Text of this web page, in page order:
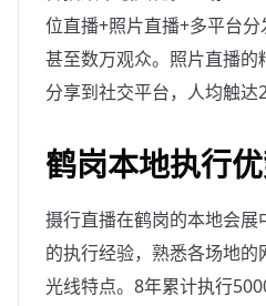
位直播+照片直播+多平台
甚至数万观众。照片直播的
分享到社交平台，人均触达
鹤岗本地执行
摄行直播在鹤岗的本地会展
的执行经验，熟悉各场地
光线特点。8年累计执行